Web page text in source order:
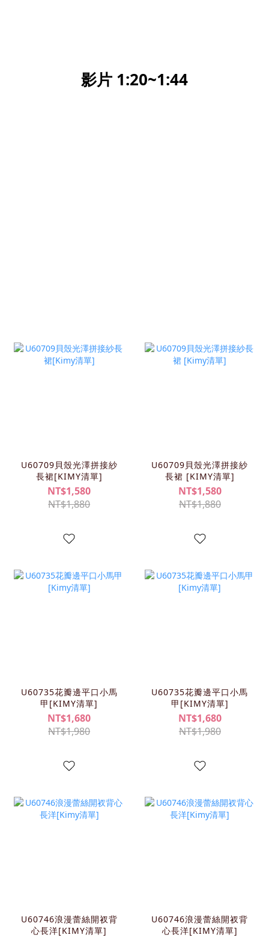
影片 1:20~1:44
U60709貝殼光澤拼接紗
長裙[KIMY清單]
NT$1,580
NT$1,880
U60709貝殼光澤拼接紗
長裙 [KIMY清單]
NT$1,580
NT$1,880
U60735花瓣邊平口小馬
甲[KIMY清單]
NT$1,680
NT$1,980
U60735花瓣邊平口小馬
甲[KIMY清單]
NT$1,680
NT$1,980
U60746浪漫蕾絲開衩背
心長洋[KIMY清單]
U60746浪漫蕾絲開衩背
心長洋[KIMY清單]